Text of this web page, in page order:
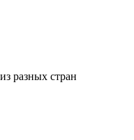
разных стран